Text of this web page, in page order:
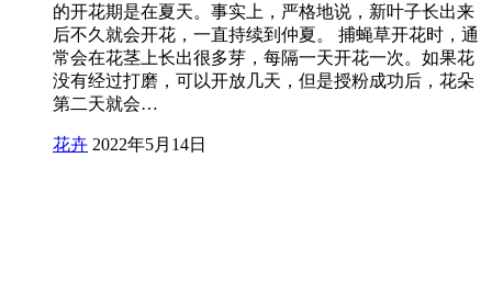
的开花期是在夏天。事实上，严格地说，新叶子长出来
后不久就会开花，一直持续到仲夏。 捕蝇草开花时，通
常会在花茎上长出很多芽，每隔一天开花一次。如果花
没有经过打磨，可以开放几天，但是授粉成功后，花朵
第二天就会…
花卉 2022年5月14日